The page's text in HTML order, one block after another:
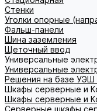
Стенки
Уголки опорные
Фальш-панели
Шина заземления
Щеточный ввод
Универсальные
Универсальные
Решения на базе
Шкафы серверные и
Шкафы серверные и
Серверные шкафы